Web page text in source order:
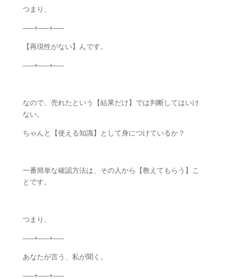
つまり、
—–+—–+—–
【再現性がない】んです。
—–+—–+—–
なので、売れたという【結果だけ】では判断してはいけ
ない。
ちゃんと【使える知識】として身につけているか？
一番簡単な確認方法は、その人から【教えてもらう】こ
とです。
つまり、
—–+—–+—–
あなたが言う、私が聞く。
—–+—–+—–